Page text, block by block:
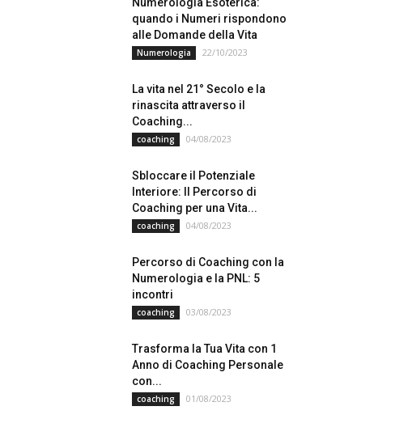
quando i Numeri rispondono
alle Domande della Vita
Numerologia 22/10/2023
La vita nel 21° Secolo e la
rinascita attraverso il
Coaching...
coaching 04/08/2023
Sbloccare il Potenziale
Interiore: Il Percorso di
Coaching per una Vita...
coaching 04/08/2023
Percorso di Coaching con la
Numerologia e la PNL: 5
incontri
coaching 03/08/2023
Trasforma la Tua Vita con 1
Anno di Coaching Personale
con...
coaching 01/08/2023